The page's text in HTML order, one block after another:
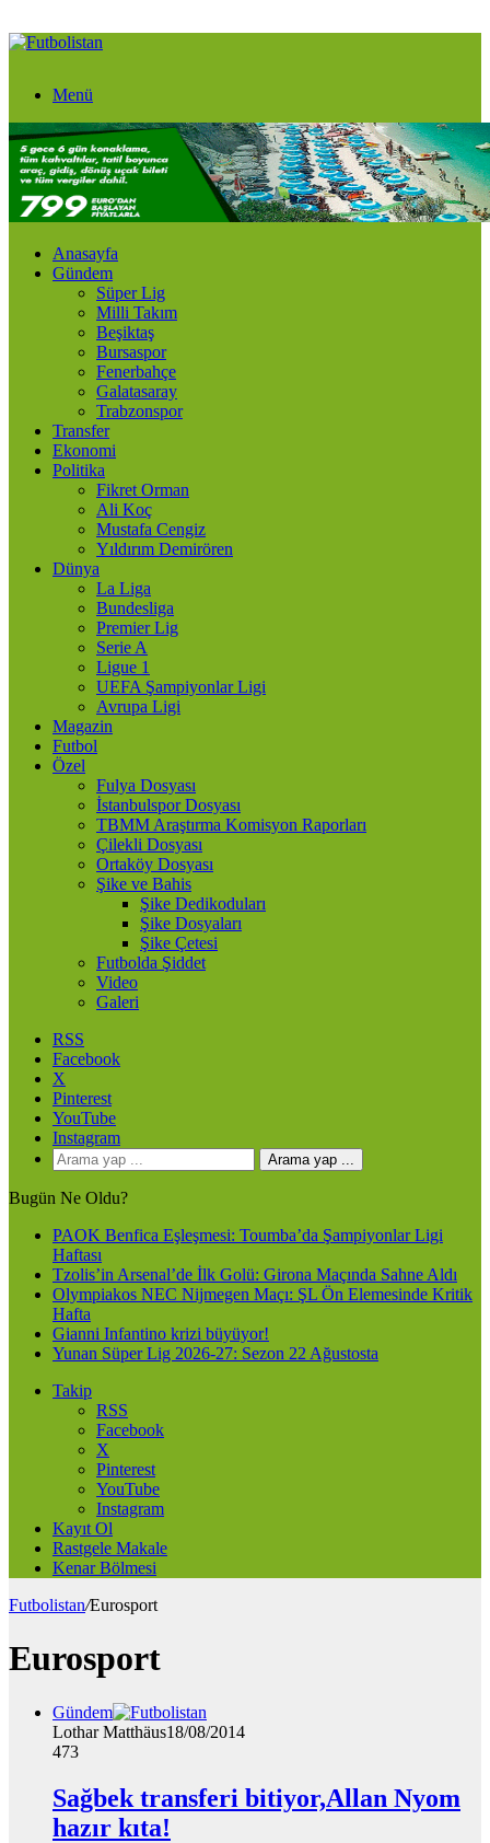
Menü
Anasayfa
Gündem
Süper Lig
Milli Takım
Beşiktaş
Bursaspor
Fenerbahçe
Galatasaray
Trabzonspor
Transfer
Ekonomi
Politika
Fikret Orman
Ali Koç
Mustafa Cengiz
Yıldırım Demirören
Dünya
La Liga
Bundesliga
Premier Lig
Serie A
Ligue 1
UEFA Şampiyonlar Ligi
Avrupa Ligi
Magazin
Futbol
Özel
Fulya Dosyası
İstanbulspor Dosyası
TBMM Araştırma Komisyon Raporları
Çilekli Dosyası
Ortaköy Dosyası
Şike ve Bahis
Şike Dedikoduları
Şike Dosyaları
Şike Çetesi
Futbolda Şiddet
Video
Galeri
RSS
Facebook
X
Pinterest
YouTube
Instagram
Arama yap ...
Bugün Ne Oldu?
PAOK Benfica Eşleşmesi: Toumba’da Şampiyonlar Ligi
Haftası
Tzolis’in Arsenal’de İlk Golü: Girona Maçında Sahne Aldı
Olympiakos NEC Nijmegen Maçı: ŞL Ön Elemesinde Kritik
Hafta
Gianni Infantino krizi büyüyor!
Yunan Süper Lig 2026-27: Sezon 22 Ağustosta
Takip
RSS
Facebook
X
Pinterest
YouTube
Instagram
Kayıt Ol
Rastgele Makale
Kenar Bölmesi
Futbolistan/Eurosport
Eurosport
Gündem
Lothar Matthäus18/08/2014
473
Sağbek transferi bitiyor,Allan Nyom
hazır kıta!